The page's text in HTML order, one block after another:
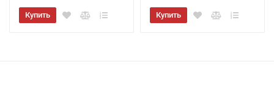
Купить Купить